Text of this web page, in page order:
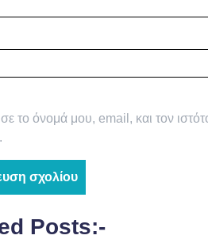
το όνομά μου, email, και τον
Posts:-